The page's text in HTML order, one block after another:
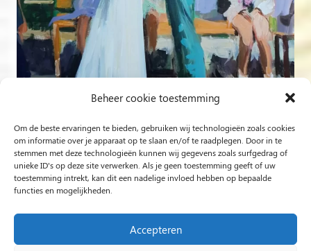
Beheer cookie toestemming
Om de beste ervaringen te bieden, gebruiken wij technologieën zoals cookies
om informatie over je apparaat op te slaan en/of te raadplegen. Door in te
stemmen met deze technologieën kunnen wij gegevens zoals surfgedrag of
unieke ID's op deze site verwerken. Als je geen toestemming geeft of uw
toestemming intrekt, kan dit een nadelige invloed hebben op bepaalde
functies en mogelijkheden.
Accepteren
Volg op Instagram
Rob Jacobs uit ’s-Hertogenbosch is een ‘Plein Air’- en
‘Live Event Painter’, schilderend bewogen door Licht en
Liefde.